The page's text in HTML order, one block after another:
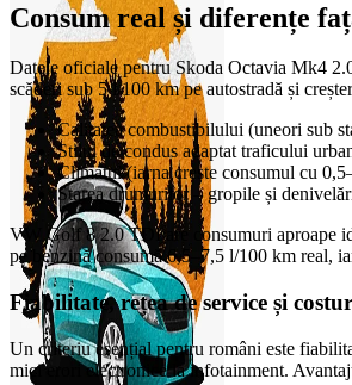
Consum real și diferențe
Datele oficiale pentru Skoda Octavia Mk4
scăderi sub 5 l/100 km pe autostradă și
Calitatea combustibilului (uneori sub
Stilul de condus adaptat traficului
Climatul (iarna crește consumul cu
Starea drumurilor – gropile și
VW Golf 8 2.0 TDI are consumuri aproape
pe benzină consumă 6,5–7,5 l/100 km real,
Fiabilitate, rețea de service și
Un criteriu esențial pentru români este
mici erori electronice la infotainment.